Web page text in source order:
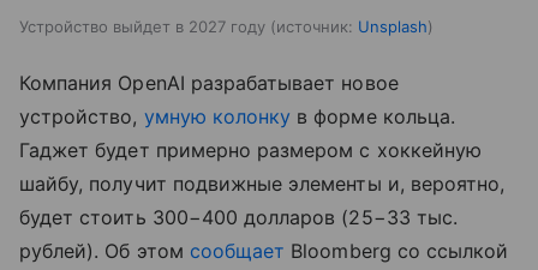
Устройство выйдет в 2027 году источник: Unsplash
Компания OpenAI разрабатывает новое
устройство, умную колонку в форме кольца.
Гаджет будет примерно размером с хоккейную
шайбу, получит подвижные элементы и, вероятно,
будет стоить 300−400 долларов (25−33 тыс.
рублей). Об этом сообщает Bloomberg со ссылкой